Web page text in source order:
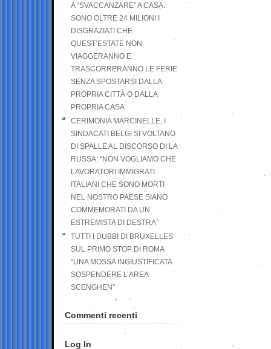
A “SVACCANZARE” A CASA:
SONO OLTRE 24 MILIONI I
DISGRAZIATI CHE
QUEST’ESTATE NON
VIAGGERANNO E
TRASCORRERANNO LE FERIE
SENZA SPOSTARSI DALLA
PROPRIA CITTÀ O DALLA
PROPRIA CASA
CERIMONIA MARCINELLE, I
SINDACATI BELGI SI VOLTANO
DI SPALLE AL DISCORSO DI LA
RUSSA: “NON VOGLIAMO CHE
LAVORATORI IMMIGRATI
ITALIANI CHE SONO MORTI
NEL NOSTRO PAESE SIANO
COMMEMORATI DA UN
ESTREMISTA DI DESTRA”
TUTTI I DUBBI DI BRUXELLES
SUL PRIMO STOP DI ROMA
“UNA MOSSA INGIUSTIFICATA
SOSPENDERE L’AREA
SCENGHEN”
Commenti recenti
Log In